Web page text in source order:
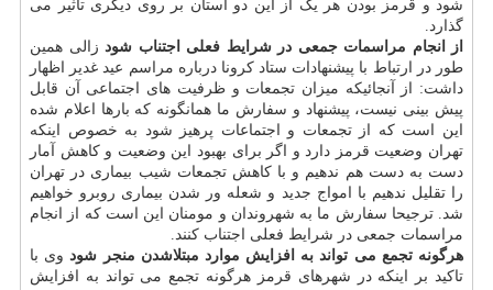
شود و قرمز بودن هر یک از این دو استان بر روی دیگری تاثیر می
گذارد.
از انجام مراسمات جمعی در شرایط فعلی اجتناب شود زالی همین
طور در ارتباط با پیشنهادات ستاد کرونا درباره مراسم عید غدیر اظهار
داشت: از آنجائیکه میزان تجمعات و ظرفیت های اجتماعی آن قابل
پیش بینی نیست، پیشنهاد و سفارش ما همانگونه که بارها اعلام شده
این است که از تجمعات و اجتماعات پرهیز شود به خصوص اینکه
تهران وضعیت قرمز دارد و اگر برای بهبود این وضعیت و کاهش آمار
دست به دست هم ندهیم و با کاهش تجمعات شیب بیماری در تهران
را تقلیل ندهیم با امواج جدید و شعله ور شدن بیماری روبرو خواهیم
شد. ترجیحا سفارش ما به شهروندان و مومنان این است که از انجام
مراسمات جمعی در شرایط فعلی اجتناب کنند.
هرگونه تجمع می تواند به افزایش موارد مبتلاشدن منجر شودوی با
تاکید بر اینکه در شهرهای قرمز هرگونه تجمع می تواند به افزایش